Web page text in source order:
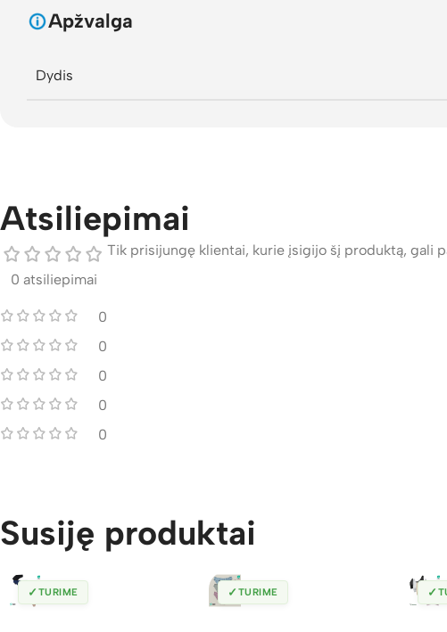
Apžvalga
Dydis
Atsiliepimai
0 atsiliepimai
0
0
0
0
0
Tik prisijungę klientai, kurie įsigijo šį produktą, gali
Susiję produktai
✓ TURIME ✓ TURIME ✓